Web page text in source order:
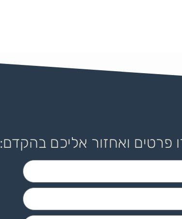
פרטים ואחזור אליכם בהקדם: